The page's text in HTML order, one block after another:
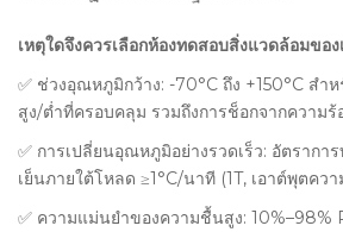
เหตุใดจึงควรเลือกห้องทดสอบสิ่งแวดล้อมของ
✅ ช่วงอุณหภูมิกว้าง: -70°C ถึง +150°C ส
สูง/ต่ำที่ครอบคลุม รวมถึงการช็อกจากความร้
✅ การเปลี่ยนอุณหภูมิอย่างรวดเร็ว: อัตรากา
เย็นภายใต้โหลด ≥1°C/นาที (1T, เอาต์พุตคว
✅ ความแม่นยำของความชื้นสูง: 10%–98%